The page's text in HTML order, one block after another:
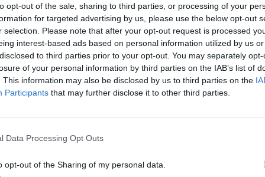
opt-out of the sale, sharing to third parties, or processing of your
for targeted advertising by us, please use the below opt-out
selection. Please note that after your opt-out request is processed
interest-based ads based on personal information utilized by us
to third parties prior to your opt-out. You may separately
of your personal information by third parties on the IAB’s list of
This information may also be disclosed by us to third parties on the
Participants that may further disclose it to other third parties.
Data Processing Opt Outs
opt-out of the Sharing of my personal data.
de la fábrica cántabra,Carolina
es “totalmente injustificado” porque Nestlé
ventas”. De hecho, en 2025, facturó
(más de 97.000 millones de euros) y
suizos (unos 9.800 millones de euros).
comité de empresa,Pablo Canales, ha
carácter estructural, organizativo y lo
otras plantas españolas de Nestlé de dos
15, que se prolongarán los días 20, 21,
las fechas de las reuniones del periodo de